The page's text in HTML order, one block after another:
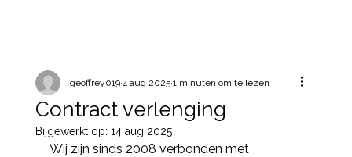
Contract verlenging
geoffrey019 4 aug 2025 1 minuten om te lezen
Bijgewerkt op: 14 aug 2025
Wij zijn sinds 2008 verbonden met